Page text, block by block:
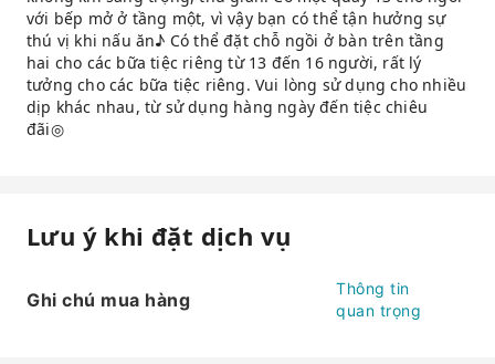
với bếp mở ở tầng một, vì vậy bạn có thể tận hưởng sự
thú vị khi nấu ăn♪ Có thể đặt chỗ ngồi ở bàn trên tầng
hai cho các bữa tiệc riêng từ 13 đến 16 người, rất lý
tưởng cho các bữa tiệc riêng. Vui lòng sử dụng cho nhiều
dịp khác nhau, từ sử dụng hàng ngày đến tiệc chiêu
đãi◎
Lưu ý khi đặt dịch vụ
Ghi chú mua hàng
Thông tin
quan trọng